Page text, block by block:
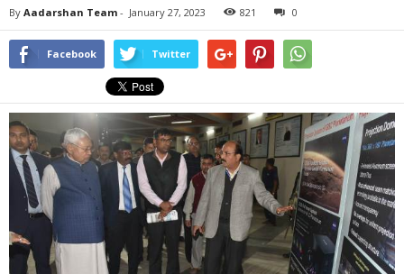
By Aadarshan Team - January 27, 2023 821 0
Facebook Twitter